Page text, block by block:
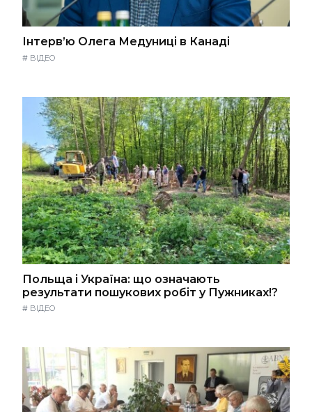
Інтерв’ю Олега Медуниці в Канаді
# ВІДЕО
Польща і Україна: що означають
результати пошукових робіт у Пужниках!?
# ВІДЕО